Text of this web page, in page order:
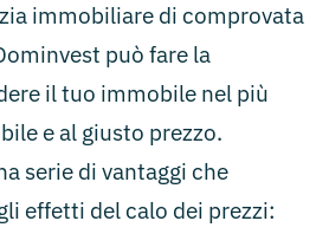
immobiliare di comprovata
può fare la
il tuo immobile nel più
e al giusto prezzo.
serie di vantaggi che
effetti del calo dei prezzi: